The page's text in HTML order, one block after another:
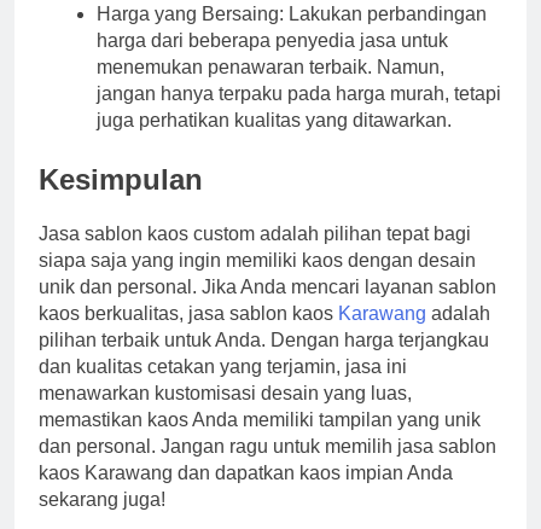
Harga yang Bersaing: Lakukan perbandingan
harga dari beberapa penyedia jasa untuk
menemukan penawaran terbaik. Namun,
jangan hanya terpaku pada harga murah, tetapi
juga perhatikan kualitas yang ditawarkan.
Kesimpulan
Jasa sablon kaos custom adalah pilihan tepat bagi
siapa saja yang ingin memiliki kaos dengan desain
unik dan personal. Jika Anda mencari layanan sablon
kaos berkualitas, jasa sablon kaos Karawang adalah
pilihan terbaik untuk Anda. Dengan harga terjangkau
dan kualitas cetakan yang terjamin, jasa ini
menawarkan kustomisasi desain yang luas,
memastikan kaos Anda memiliki tampilan yang unik
dan personal. Jangan ragu untuk memilih jasa sablon
kaos Karawang dan dapatkan kaos impian Anda
sekarang juga!